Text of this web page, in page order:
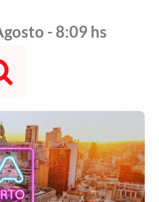
- 8:09 hs